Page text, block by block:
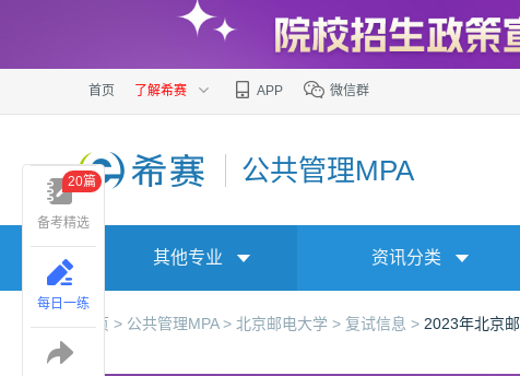
首页 了解希赛 APP 微信群
公共管理MPA
其他专业 资讯分类
首页 > 公共管理MPA > 北京邮电大学 > 复试信息 > 2023年北京
备考精选
20篇
每日一练